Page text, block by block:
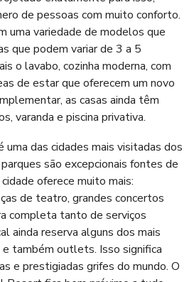
de pessoas com muito conforto.
uma variedade de modelos que
que podem variar de 3 a 5
o lavabo, cozinha moderna, com
de estar que oferecem um novo
as casas ainda têm
varanda e piscina privativa.
uma das cidades mais visitadas dos
são excepcionais fontes de
oferece muito mais:
de teatro, grandes concertos
completa tanto de serviços
ainda reserva alguns dos mais
também outlets. Isso significa
e prestigiadas grifes do mundo. O